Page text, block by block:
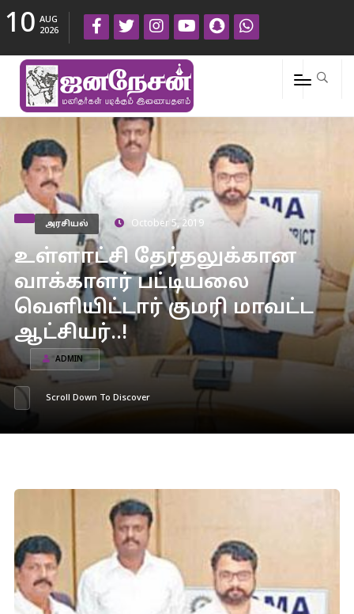
10 AUG
2026
அரசியல் October 5, 2019
உள்ளாட்சி தேர்தலுக்கான
வாக்காளர் பட்டியலை
வெளியிட்டார் குமரி மாவட்ட
ஆட்சியர்..!
ADMIN
Scroll Down To Discover